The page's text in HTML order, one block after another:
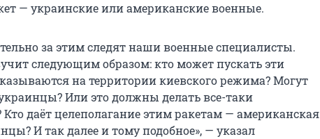
— украинские или американские военные.
за этим следят наши военные специалисты.
следующим образом: кто может пускать эти
на территории киевского режима? Могут
Или это должны делать все-таки
даёт целеполагание этим ракетам — американская
И так далее и тому подобное», — указал